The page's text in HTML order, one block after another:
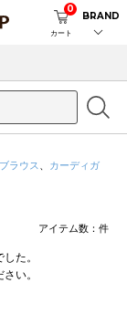
カート
0
BRAND
ラウス
カーディガ
アイテム数： 件
た。
い。